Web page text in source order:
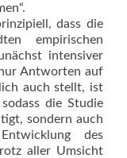
dass die
empirischen
intensiver
Antworten auf
auch stellt, ist
die Studie
sondern auch
des
aller Umsicht